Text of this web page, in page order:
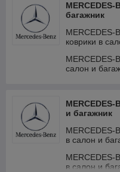
багажник
MERCEDES-
коврики в
MERCEDES-
салон и
и багажник
MERCEDES-
в салон и
MERCEDES-
в салон и